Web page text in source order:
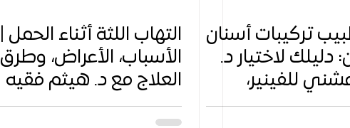
تركيبات أسنان
دليلك لاختيار د.
للفينير،
والجسور
التهاب اللثة أثناء الحمل |
الأسباب، الأعراض، وطرق
العلاج مع د. هيثم فقيه